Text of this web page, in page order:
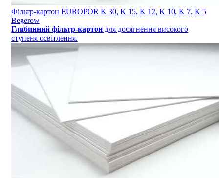
Фільтр-картон EUROPOR K 30, K 15, K 12, K 10, K 7, K 5
Begerow
Глибинний фільтр-картон для досягнення високого
ступеня освітлення.